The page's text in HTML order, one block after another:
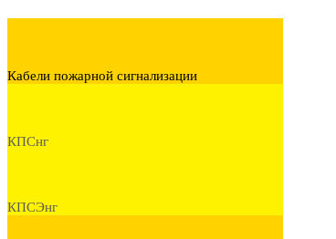
Кабели пожарной сигнализации
КПСнг
КПСЭнг